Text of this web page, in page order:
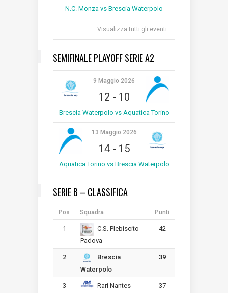
N.C. Monza vs Brescia Waterpolo
Visualizza tutti gli eventi
SEMIFINALE PLAYOFF SERIE A2
9 Maggio 2026
12 - 10
Brescia Waterpolo vs Aquatica Torino
13 Maggio 2026
14- 15
Aquatica Torino vs Brescia Waterpolo
SERIE B – CLASSIFICA
Pos Squadra Punti
1
C.S. Plebiscito
Padova
42
2
Brescia
Waterpolo
39
3
Rari Nantes
37